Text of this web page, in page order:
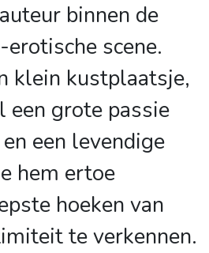
binnen de
scene.
klein kustplaatsje,
een grote passie
een levendige
hem ertoe
hoeken van
te verkennen.